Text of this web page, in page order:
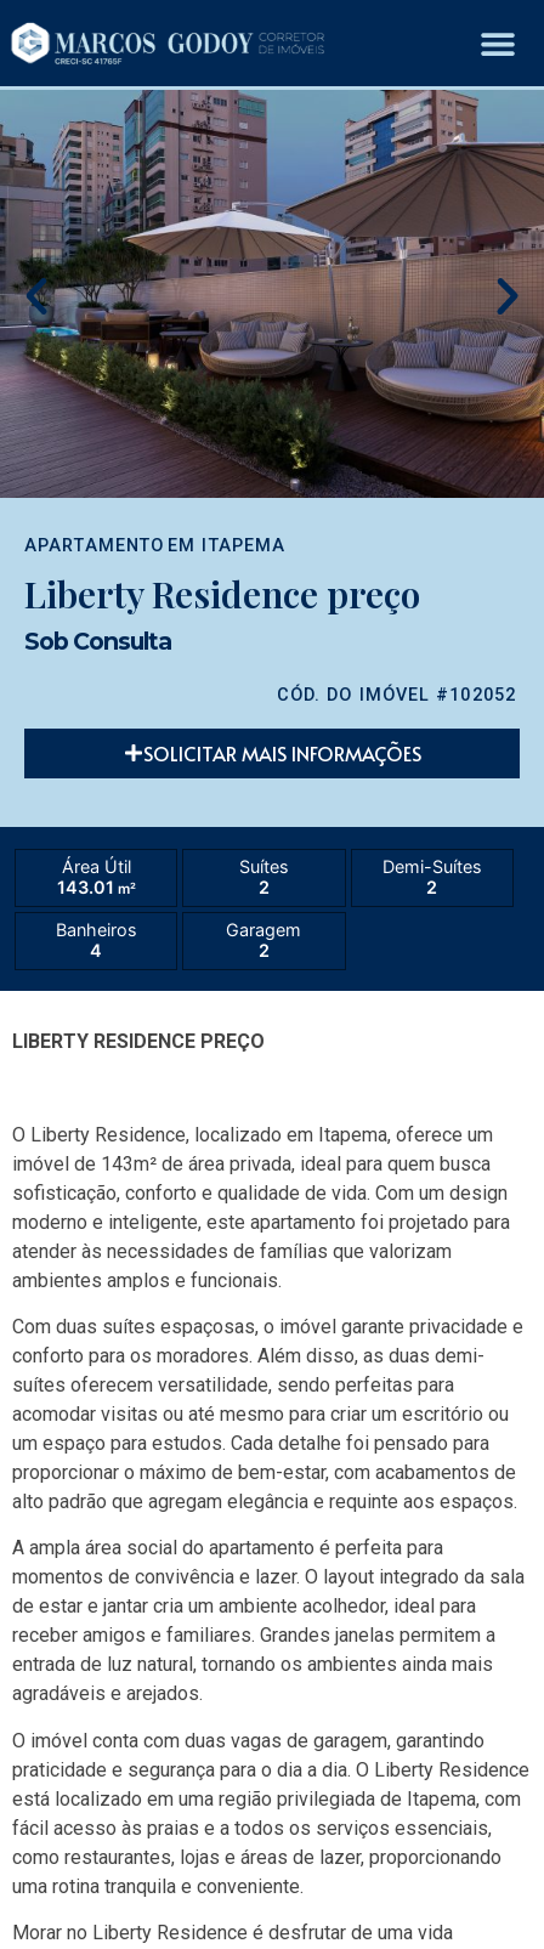
APARTAMENTO EM ITAPEMA
Liberty Residence preço
Sob Consulta
CÓD. DO IMÓVEL #102052
SOLICITAR MAIS INFORMAÇÕES
Área Útil
143.01 m²
Suítes
2
Demi-Suítes
2
Banheiros
4
Garagem
2
LIBERTY RESIDENCE PREÇO
O Liberty Residence, localizado em Itapema, oferece um
imóvel de 143m² de área privada, ideal para quem busca
sofisticação, conforto e qualidade de vida. Com um design
moderno e inteligente, este apartamento foi projetado para
atender às necessidades de famílias que valorizam
ambientes amplos e funcionais.
Com duas suítes espaçosas, o imóvel garante privacidade e
conforto para os moradores. Além disso, as duas demi-
suítes oferecem versatilidade, sendo perfeitas para
acomodar visitas ou até mesmo para criar um escritório ou
um espaço para estudos. Cada detalhe foi pensado para
proporcionar o máximo de bem-estar, com acabamentos de
alto padrão que agregam elegância e requinte aos espaços.
A ampla área social do apartamento é perfeita para
momentos de convivência e lazer. O layout integrado da sala
de estar e jantar cria um ambiente acolhedor, ideal para
receber amigos e familiares. Grandes janelas permitem a
entrada de luz natural, tornando os ambientes ainda mais
agradáveis e arejados.
O imóvel conta com duas vagas de garagem, garantindo
praticidade e segurança para o dia a dia. O Liberty Residence
está localizado em uma região privilegiada de Itapema, com
fácil acesso às praias e a todos os serviços essenciais,
como restaurantes, lojas e áreas de lazer, proporcionando
uma rotina tranquila e conveniente.
Morar no Liberty Residence é desfrutar de uma vida